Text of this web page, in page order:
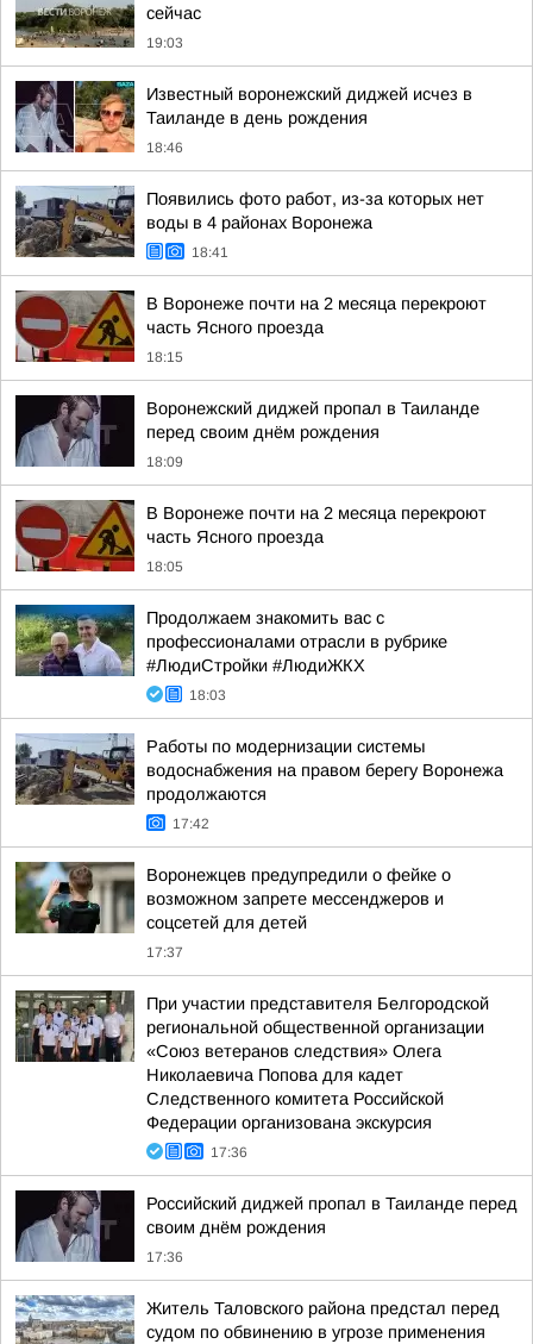
сейчас
19:03
Известный воронежский диджей исчез в
Таиланде в день рождения
18:46
Появились фото работ, из-за которых нет
воды в 4 районах Воронежа
18:41
В Воронеже почти на 2 месяца перекроют
часть Ясного проезда
18:15
Воронежский диджей пропал в Таиланде
перед своим днём рождения
18:09
В Воронеже почти на 2 месяца перекроют
часть Ясного проезда
18:05
Продолжаем знакомить вас с
профессионалами отрасли в рубрике
#ЛюдиСтройки #ЛюдиЖКХ
18:03
Работы по модернизации системы
водоснабжения на правом берегу Воронежа
продолжаются
17:42
Воронежцев предупредили о фейке о
возможном запрете мессенджеров и
соцсетей для детей
17:37
При участии представителя Белгородской
региональной общественной организации
«Союз ветеранов следствия» Олега
Николаевича Попова для кадет
Следственного комитета Российской
Федерации организована экскурсия
17:36
Российский диджей пропал в Таиланде перед
своим днём рождения
17:36
Житель Таловского района предстал перед
судом по обвинению в угрозе применения